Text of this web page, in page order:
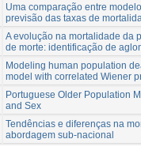
Uma comparação entre
previsão das taxas de
A evolução na mortalidade da
de morte: identificação de
Modeling human population
model with correlated Wiener
Portuguese Older Population
and Sex
Tendências e diferenças na
abordagem sub-nacional